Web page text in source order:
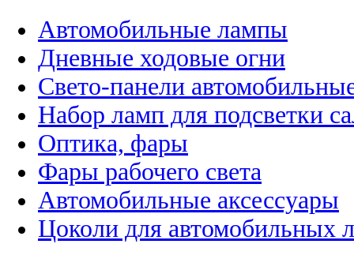
Автомобильные лампы
Дневные ходовые огни
Свето-панели
Набор ламп для подсветки
Оптика, фары
Фары рабочего света
Автомобильные аксессуары
Цоколи для автомобильных